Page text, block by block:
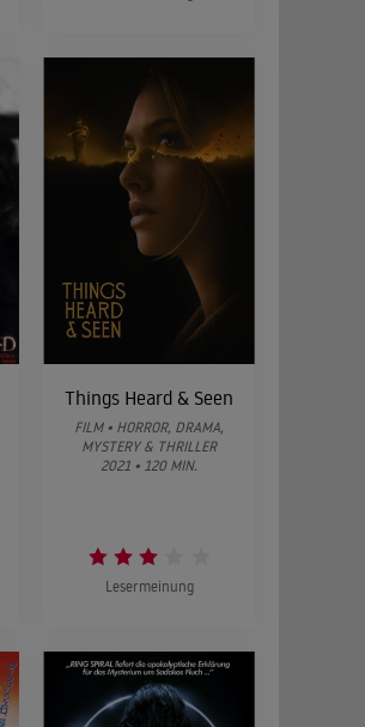
Things Heard & Seen
FILM • HORROR, DRAMA,
MYSTERY & THRILLER
2021 • 120 MIN.
Lesermeinung